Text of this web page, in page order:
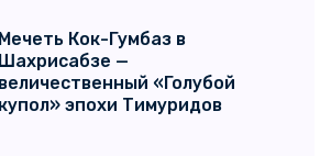
Мечеть Кок-Гумбаз в
Шахрисабзе —
величественный «Голубой
купол» эпохи Тимуридов